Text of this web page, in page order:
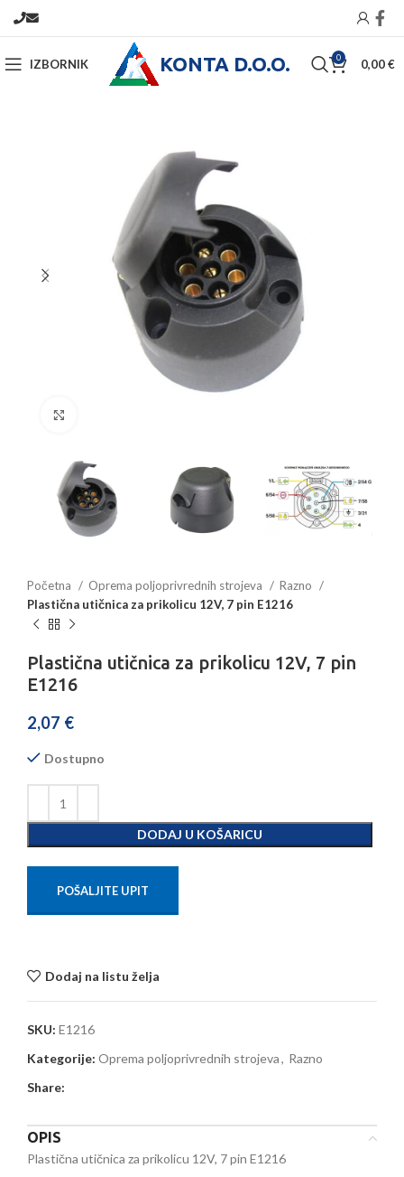
IZBORNIK KONTA D.O.O. 0 0,00€
Početna Oprema poljoprivrednih strojeva
Razno
Plastična utičnica za prikolicu 12V, 7 pin E1216
Plastična utičnica za prikolicu 12V, 7 pin
E1216
2,07 €
Dostupno
DODAJ U KOŠARICU
POŠALJITE UPIT
Dodaj na listu želja
SKU: E1216
Kategorije: Oprema poljoprivrednih strojeva, Razno
Share:
OPIS
Plastična utičnica za prikolicu 12V, 7 pin E1216